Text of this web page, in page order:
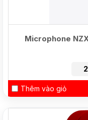
Microphone
Thêm vào giỏ